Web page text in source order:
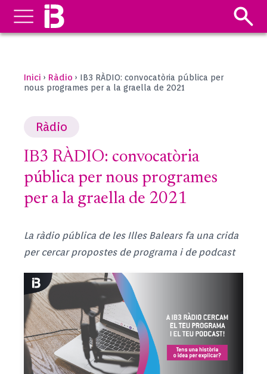
Inici › Ràdio › IB3 RÀDIO: convocatòria pública per
nous programes per a la graella de 2021
Ràdio
IB3 RÀDIO: convocatòria
pública per nous programes
per a la graella de 2021
La ràdio pública de les Illes Balears fa una crida
per cercar propostes de programa i de podcast